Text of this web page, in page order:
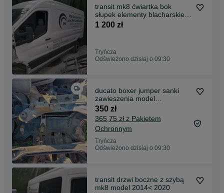
transit mk8 ćwiartka bok
słupek elementy blacharskie
2014<2020
1 200 zł
Tryńcza
Odświeżono dzisiaj o 09:30
ducato boxer jumper sanki
zawieszenia model
1994<2006
350 zł
365,75 zł z Pakietem
Ochronnym
Tryńcza
Odświeżono dzisiaj o 09:30
transit drzwi boczne z szybą
mk8 model 2014< 2020